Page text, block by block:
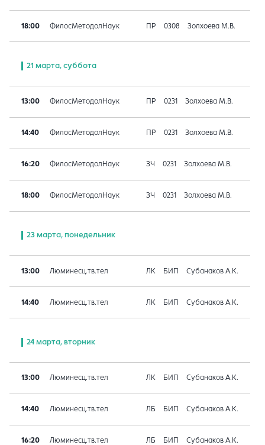
18:00 ФилосМетодолНаук ПР 0308 Золхоева М.В.
21 марта, суббота
13:00 ФилосМетодолНаук ПР 0231 Золхоева М.В.
14:40 ФилосМетодолНаук ПР 0231 Золхоева М.В.
16:20 ФилосМетодолНаук ЗЧ 0231 Золхоева М.В.
18:00 ФилосМетодолНаук ЗЧ 0231 Золхоева М.В.
23 марта, понедельник
13:00 Люминесц.тв.тел ЛК БИП Субанаков А.К.
14:40 Люминесц.тв.тел ЛК БИП Субанаков А.К.
24 марта, вторник
13:00 Люминесц.тв.тел ЛК БИП Субанаков А.К.
14:40 Люминесц.тв.тел ЛБ БИП Субанаков А.К.
16:20 Люминесц.тв.тел ЛБ БИП Субанаков А.К.